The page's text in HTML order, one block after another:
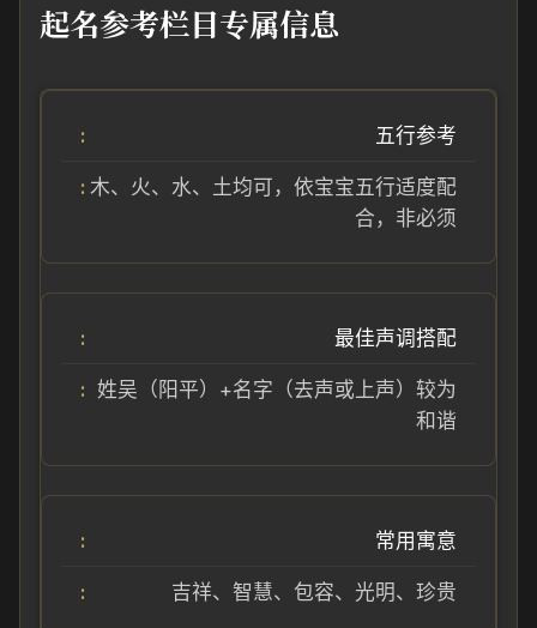
起名参考栏目专属信息
五行参考
木、火、水、土均可，依宝宝五行适度配
合，非必须
最佳声调搭配
姓吴（阳平）+名字（去声或上声）较为
和谐
常用寓意
吉祥、智慧、包容、光明、珍贵